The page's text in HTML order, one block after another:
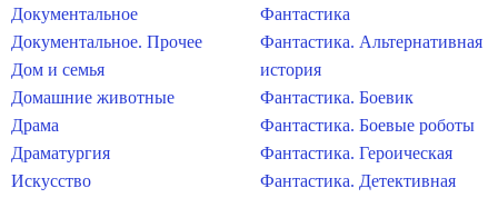
Документальное
Документальное. Прочее
Дом и семья
Домашние животные
Драма
Драматургия
Искусство
Фантастика
Фантастика. Альтернативная
история
Фантастика. Боевик
Фантастика. Боевые роботы
Фантастика. Героическая
Фантастика. Детективная